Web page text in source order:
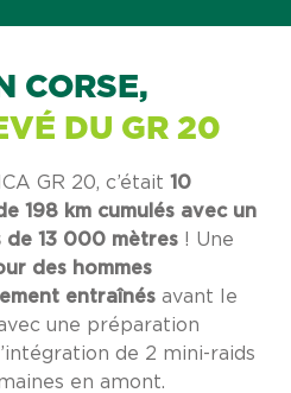
CORSE,
DU GR 20
GR 20, c’était 10
198 km cumulés avec un
13 000 mètres ! Une
des hommes
entraînés avant le
une préparation
de 2 mini-raids
en amont.